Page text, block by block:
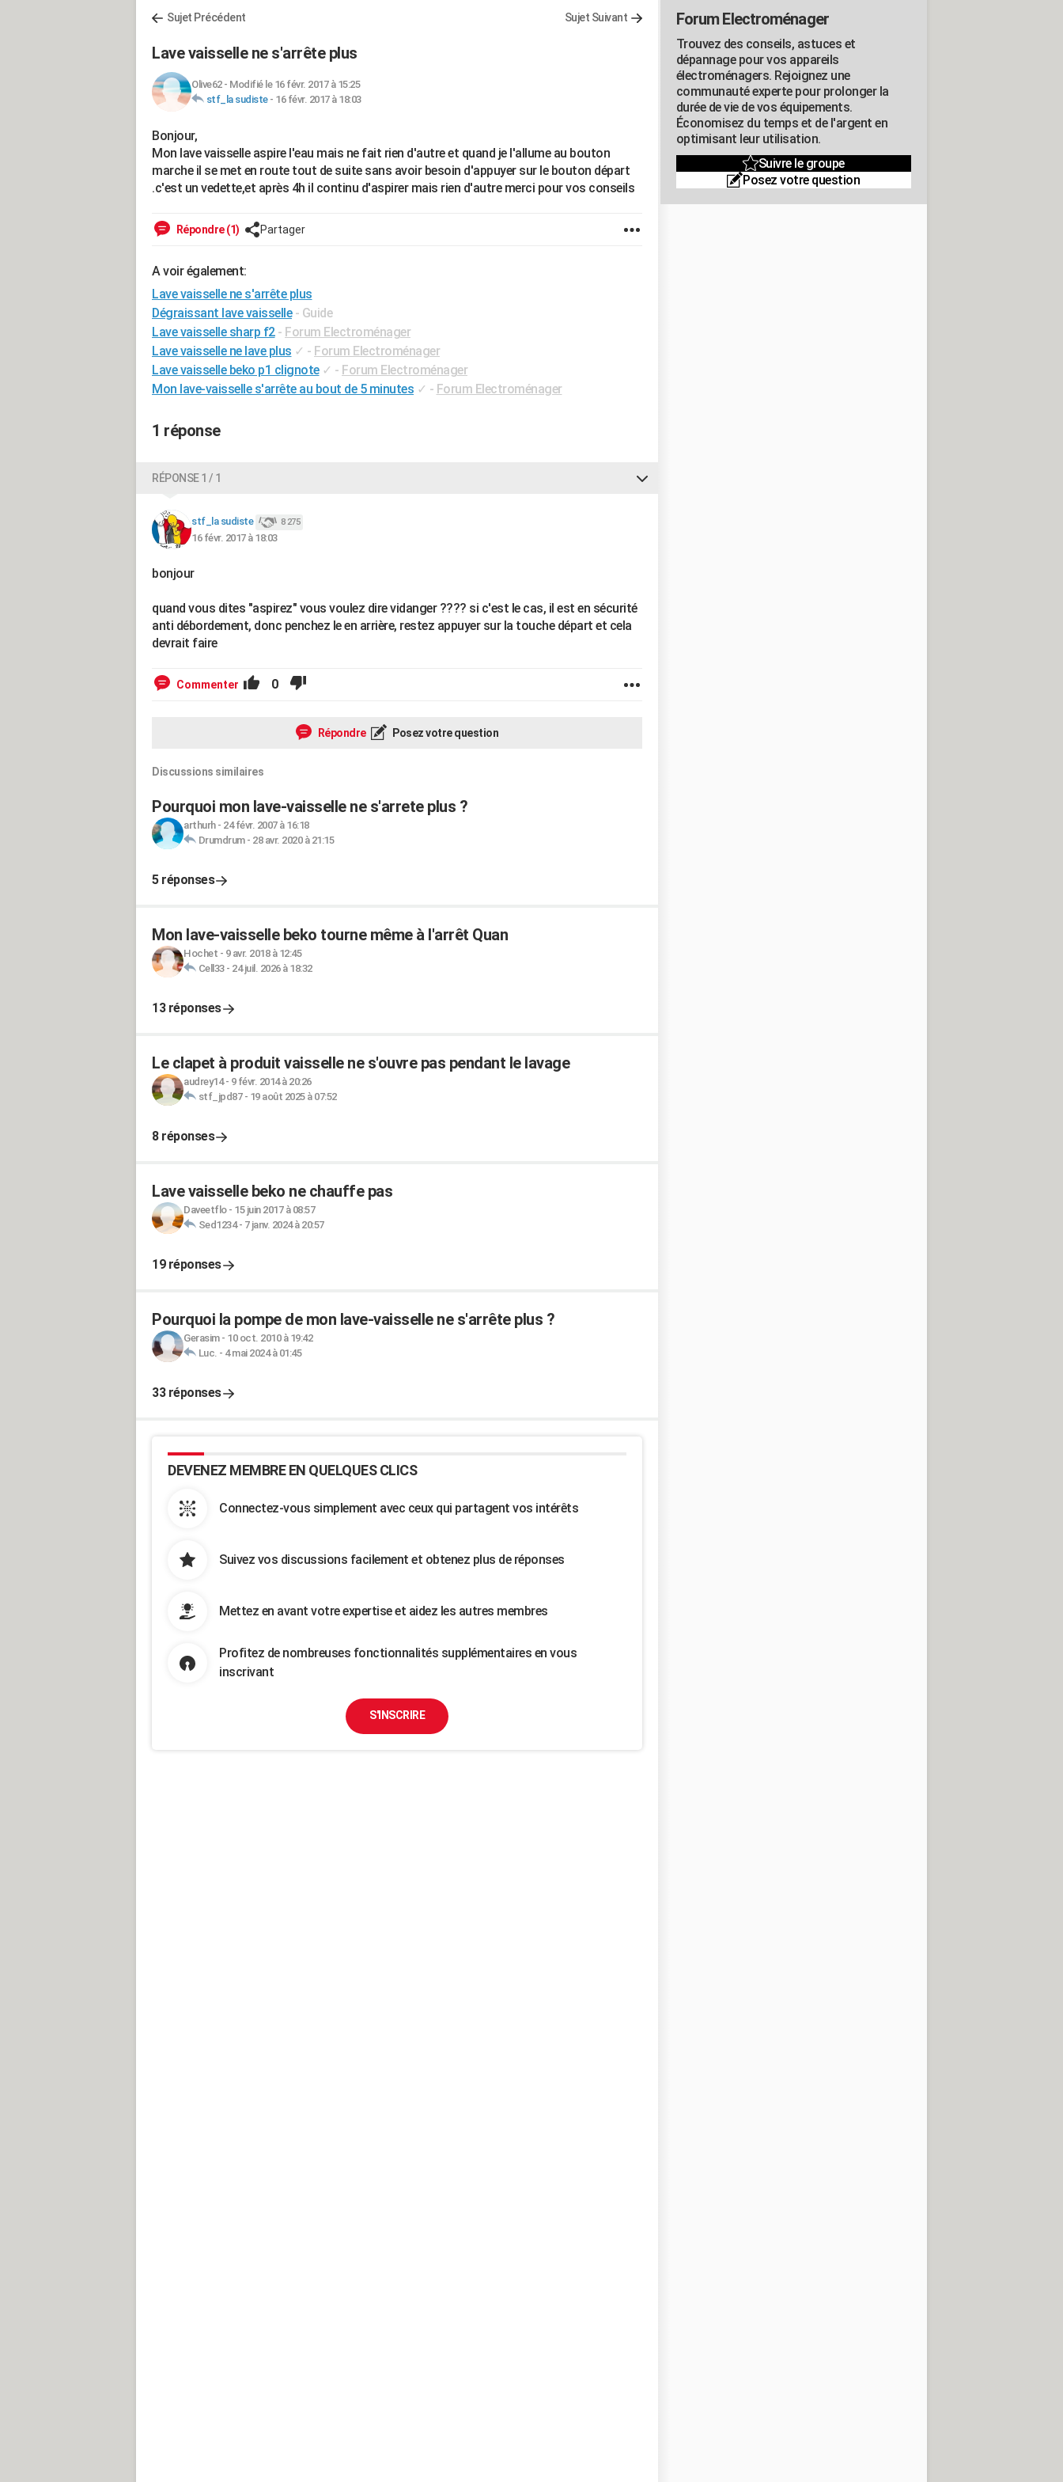
Sujet Précédent Sujet Suivant
Lave vaisselle ne s'arrête plus
Olive62- Modifié le 16 févr. 2017 à 15:25
stf_la sudiste- 16 févr. 2017 à 18:03
Bonjour,
Mon lave vaisselle aspire l'eau mais ne fait rien d'autre et quand je l'allume au bouton
marche il se met en route tout de suite sans avoir besoin d'appuyer sur le bouton départ
.c'est un vedette,et après 4h il continu d'aspirer mais rien d'autre merci pour vos conseils
Répondre (1) Partager
A voir également:
Lave vaisselle ne s'arrête plus
Dégraissant lave vaisselle - Guide
Lave vaisselle sharp f2 - Forum Electroménager
Lave vaisselle ne lave plus ✓ - Forum Electroménager
Lave vaisselle beko p1 clignote ✓ - Forum Electroménager
Mon lave-vaisselle s'arrête au bout de 5 minutes ✓ - Forum Electroménager
1 réponse
RÉPONSE 1 / 1
stf_la sudiste 8 275
16 févr. 2017 à 18:03
bonjour
quand vous dites "aspirez" vous voulez dire vidanger ???? si c'est le cas, il est en sécurité
anti débordement, donc penchez le en arrière, restez appuyer sur la touche départ et cela
devrait faire
Commenter 0
Répondre Posez votre question
Discussions similaires
Pourquoi mon lave-vaisselle ne s'arrete plus ?
arthurh- 24 févr. 2007 à 16:18
Drumdrum- 28 avr. 2020 à 21:15
5 réponses
Mon lave-vaisselle beko tourne même à l'arrêt Quan
Hochet - 9 avr. 2018 à 12:45
Cell33- 24 juil. 2026 à 18:32
13 réponses
Le clapet à produit vaisselle ne s'ouvre pas pendant le lavage
audrey14- 9 févr. 2014 à 20:26
stf_jpd87- 19 août 2025 à 07:52
8 réponses
Lave vaisselle beko ne chauffe pas
Daveetflo- 15 juin 2017 à 08:57
Sed1234- 7 janv. 2024 à 20:57
19 réponses
Pourquoi la pompe de mon lave-vaisselle ne s'arrête plus ?
Gerasim- 10 oct. 2010 à 19:42
Luc. - 4 mai 2024 à 01:45
33 réponses
DEVENEZ MEMBRE EN QUELQUES CLICS
Connectez-vous simplement avec ceux qui partagent vos intérêts
Suivez vos discussions facilement et obtenez plus de réponses
Mettez en avant votre expertise et aidez les autres membres
Profitez de nombreuses fonctionnalités supplémentaires en vous
inscrivant
S'INSCRIRE
Forum Electroménager
Trouvez des conseils, astuces et
dépannage pour vos appareils
électroménagers. Rejoignez une
communauté experte pour prolonger la
durée de vie de vos équipements.
Économisez du temps et de l'argent en
optimisant leur utilisation.
Suivre le groupe
Posez votre question